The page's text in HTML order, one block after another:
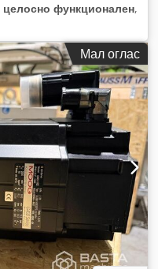
целосно функционален,
Мал оглас